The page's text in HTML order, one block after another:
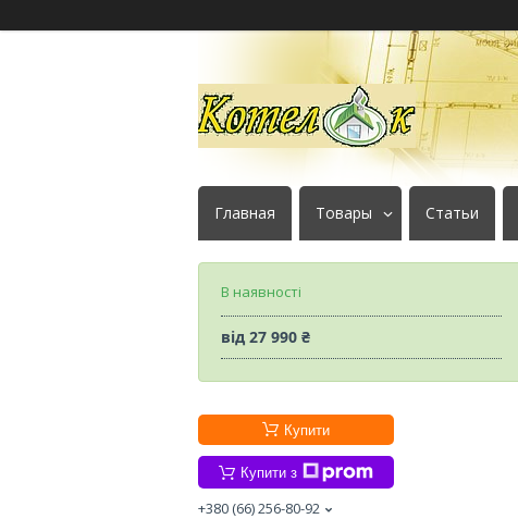
Главная Товары Статьи
В наявності
від 27 990 ₴
Купити
Купити з
+380 (66) 256-80-92